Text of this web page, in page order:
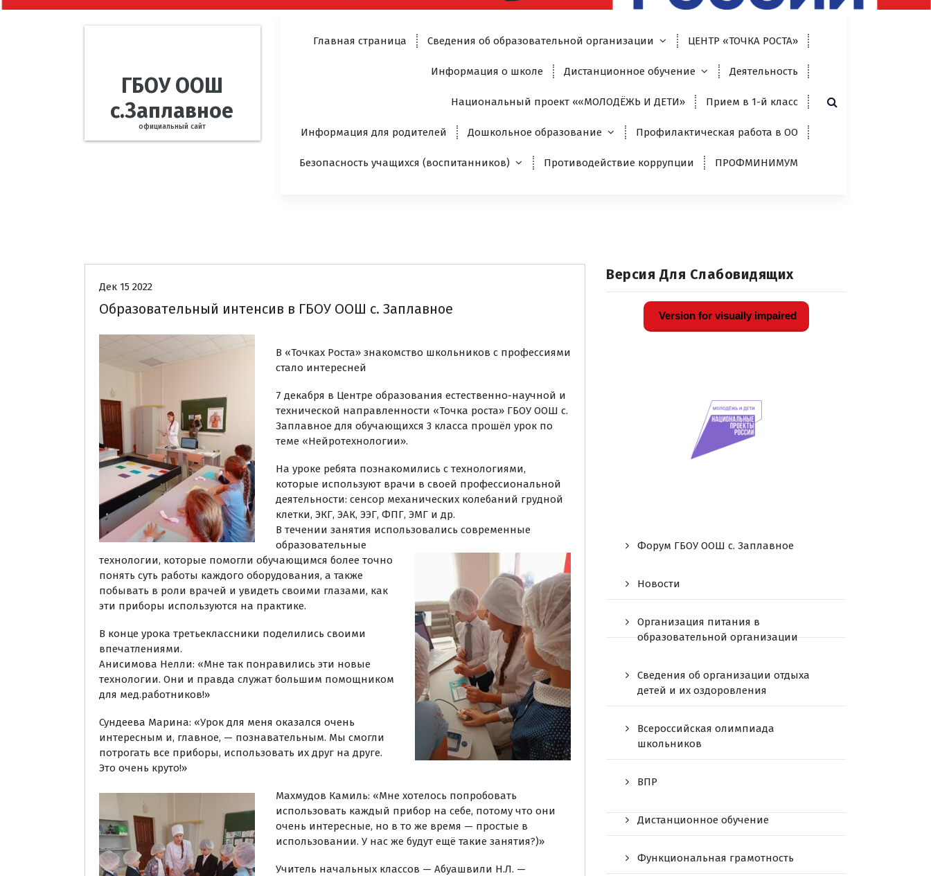
ГБОУ ООШ
с.Заплавное
официальный сайт
Главная страница Сведения об образовательной организации ЦЕНТР «ТОЧКА РОСТА»
Информация о школе Дистанционное обучение Деятельность
Национальный проект ««МОЛОДЁЖЬ И ДЕТИ» Прием в 1-й класс
Информация для родителей Дошкольное образование Профилактическая работа в ОО
Безопасность учащихся (воспитанников) Противодействие коррупции ПРОФМИНИМУМ
Дек 15 2022
Образовательный интенсив в ГБОУ ООШ с. Заплавное
В «Точках Роста» знакомство школьников с профессиями
стало интересней
7 декабря в Центре образования естественно-научной и
технической направленности «Точка роста» ГБОУ ООШ с.
Заплавное для обучающихся 3 класса прошёл урок по
теме «Нейротехнологии».
На уроке ребята познакомились с технологиями,
которые используют врачи в своей профессиональной
деятельности: сенсор механических колебаний грудной
клетки, ЭКГ, ЭАК, ЭЭГ, ФПГ, ЭМГ и др.
В течении занятия использовались современные
образовательные
технологии, которые помогли обучающимся более точно
понять суть работы каждого оборудования, а также
побывать в роли врачей и увидеть своими глазами, как
эти приборы используются на практике.
В конце урока третьеклассники поделились своими
впечатлениями.
Анисимова Нелли: «Мне так понравились эти новые
технологии. Они и правда служат большим помощником
для мед.работников!»
Сундеева Марина: «Урок для меня оказался очень
интересным и, главное, — познавательным. Мы смогли
потрогать все приборы, использовать их друг на друге.
Это очень круто!»
Махмудов Камиль: «Мне хотелось попробовать
использовать каждый прибор на себе, потому что они
очень интересные, но в то же время — простые в
использовании. У нас же будут ещё такие занятия?)»
Учитель начальных классов — Абуашвили Н.Л. —
Версия Для Слабовидящих
Version for visually impaired
Форум ГБОУ ООШ c. Заплавное
Новости
Организация питания в
образовательной организации
Сведения об организации отдыха
детей и их оздоровления
Всероссийская олимпиада
школьников
ВПР
Дистанционное обучение
Функциональная грамотность